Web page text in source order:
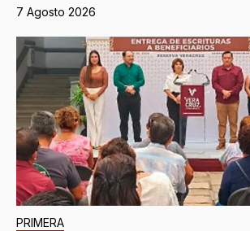
7 Agosto 2026
PRIMERA